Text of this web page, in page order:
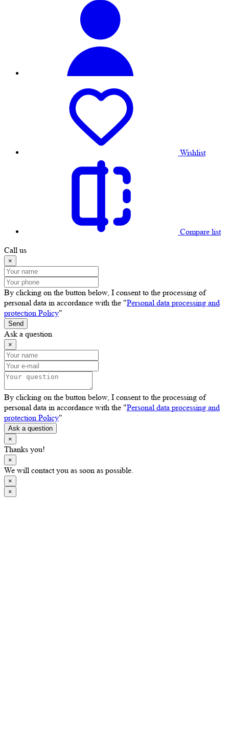
Wishlist
Compare list
Call us
×
By clicking on the button below, I consent to the processing of
personal data in accordance with the "Personal data processing and
protection Policy"
Send
Ask a question
×
By clicking on the button below, I consent to the processing of
personal data in accordance with the "Personal data processing and
protection Policy"
Ask a question
×
Thanks you!
×
We will contact you as soon as possible.
×
×